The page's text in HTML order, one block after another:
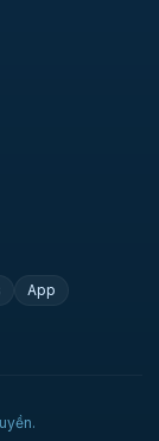
App